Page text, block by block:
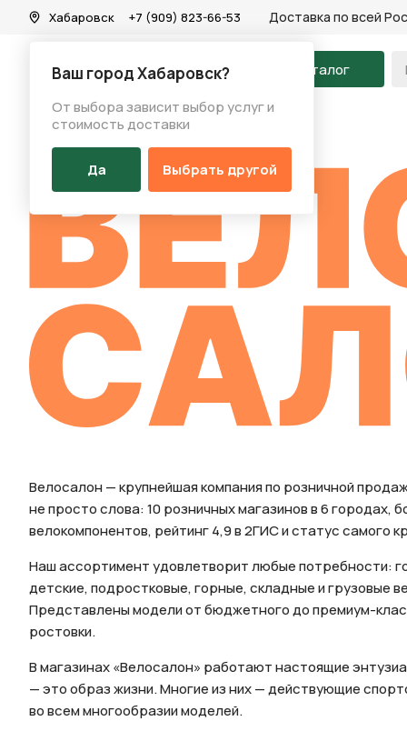
Хабаровск
Ваш город Хабаровск?
От выбора зависит выбор услуг и
стоимость доставки
Да Выбрать другой
+7 (909) 823-66-53 Доставка по всей
На главную Каталог
О нас
ИСТОРИЯ БРЕНДА
Велосалон — крупнейшая компания по розничной
не просто слова: 10 розничных магазинов в 6 городах,
велокомпонентов, рейтинг 4,9 в 2ГИС и статус самого
Наш ассортимент удовлетворит любые потребности:
детские, подростковые, горные, складные и грузовые
Представлены модели от бюджетного до премиум-
ростовки.
В магазинах «Велосалон» работают настоящие
— это образ жизни. Многие из них — действующие
во всем многообразии моделей.